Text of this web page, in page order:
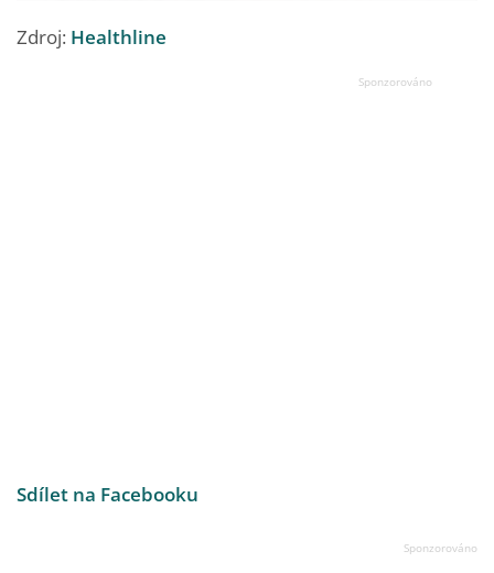
Zdroj: Healthline
Sdílet na Facebooku